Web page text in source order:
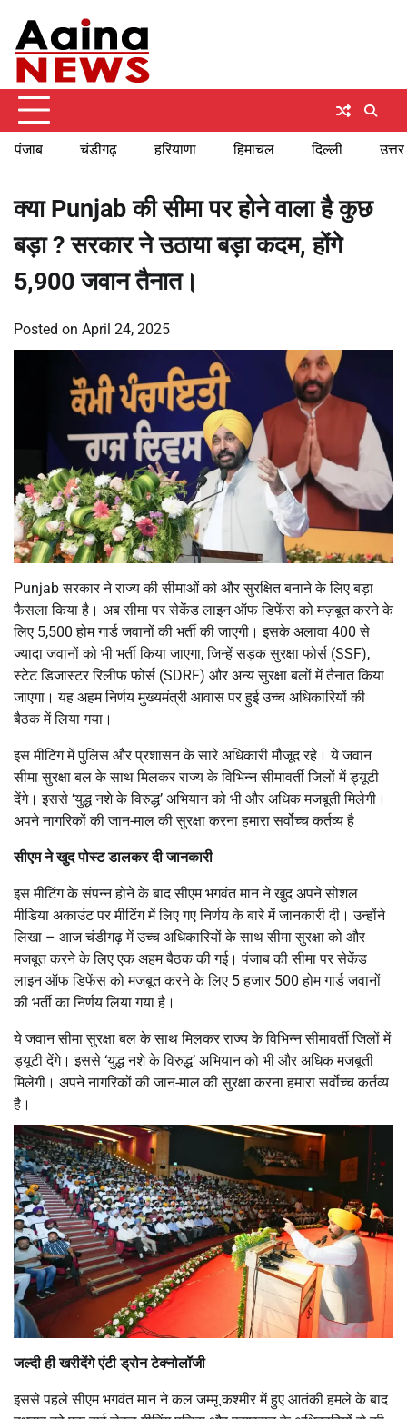
content
पंजाब चंडीगढ़ हरियाणा हिमाचल दिल्ली
क्या Punjab की सीमा पर होने वाला है कुछ
बड़ा ? सरकार ने उठाया बड़ा कदम, होंगे
5,900 जवान तैनात।
Posted on April 24, 2025
Punjab सरकार ने राज्य की सीमाओं को और सुरक्षित बनाने के लिए बड़ा
फैसला किया है। अब सीमा पर सेकेंड लाइन ऑफ डिफेंस को मज़बूत करने के
लिए 5,500 होम गार्ड जवानों की भर्ती की जाएगी। इसके अलावा 400 से
ज्यादा जवानों को भी भर्ती किया जाएगा, जिन्हें सड़क सुरक्षा फोर्स (SSF),
स्टेट डिजास्टर रिलीफ फोर्स (SDRF) और अन्य सुरक्षा बलों में तैनात किया
जाएगा। यह अहम निर्णय मुख्यमंत्री आवास पर हुई उच्च अधिकारियों की
बैठक में लिया गया।
इस मीटिंग में पुलिस और प्रशासन के सारे अधिकारी मौजूद रहे। ये जवान
सीमा सुरक्षा बल के साथ मिलकर राज्य के विभिन्न सीमावर्ती जिलों में ड्यूटी
देंगे। इससे ‘युद्ध नशे के विरुद्ध’ अभियान को भी और अधिक मजबूती मिलेगी।
अपने नागरिकों की जान-माल की सुरक्षा करना हमारा सर्वोच्च कर्तव्य है
सीएम ने खुद पोस्ट डालकर दी जानकारी
इस मीटिंग के संपन्न होने के बाद सीएम भगवंत मान ने खुद अपने सोशल
मीडिया अकाउंट पर मीटिंग में लिए गए निर्णय के बारे में जानकारी दी। उन्होंने
लिखा – आज चंडीगढ़ में उच्च अधिकारियों के साथ सीमा सुरक्षा को और
मजबूत करने के लिए एक अहम बैठक की गई। पंजाब की सीमा पर सेकेंड
लाइन ऑफ डिफेंस को मजबूत करने के लिए 5 हजार 500 होम गार्ड जवानों
की भर्ती का निर्णय लिया गया है।
ये जवान सीमा सुरक्षा बल के साथ मिलकर राज्य के विभिन्न सीमावर्ती जिलों में
ड्यूटी देंगे। इससे ‘युद्ध नशे के विरुद्ध’ अभियान को भी और अधिक मजबूती
मिलेगी। अपने नागरिकों की जान-माल की सुरक्षा करना हमारा सर्वोच्च कर्तव्य
है।
जल्दी ही खरीदेंगे एंटी ड्रोन टेक्नोलॉजी
इससे पहले सीएम भगवंत मान ने कल जम्मू कश्मीर में हुए आतंकी हमले के बाद